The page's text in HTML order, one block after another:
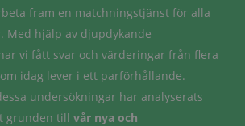
fram en matchningstjänst för alla
Med hjälp av djupdykande
vi fått svar och värderingar från flera
idag lever i ett parförhållande.
undersökningar har analyserats
grunden till vår nya och